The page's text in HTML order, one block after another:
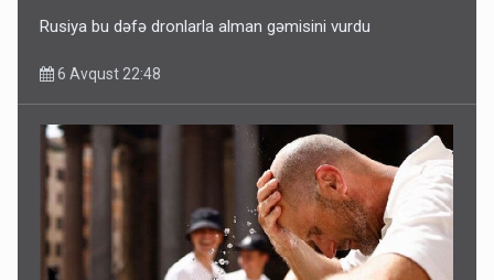
Rusiya bu dəfə dronlarla alman gəmisini vurdu
6 Avqust 22:48